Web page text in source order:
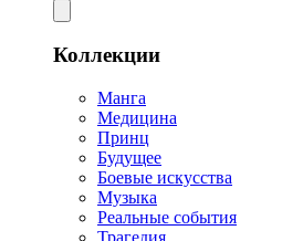
Коллекции
Манга
Медицина
Принц
Будущее
Боевые искусства
Музыка
Реальные события
Трагедия